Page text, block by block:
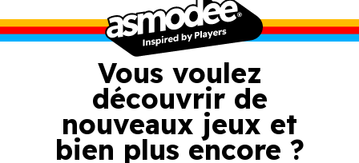
Vous voulez
découvrir de
nouveaux jeux et
bien plus encore ?